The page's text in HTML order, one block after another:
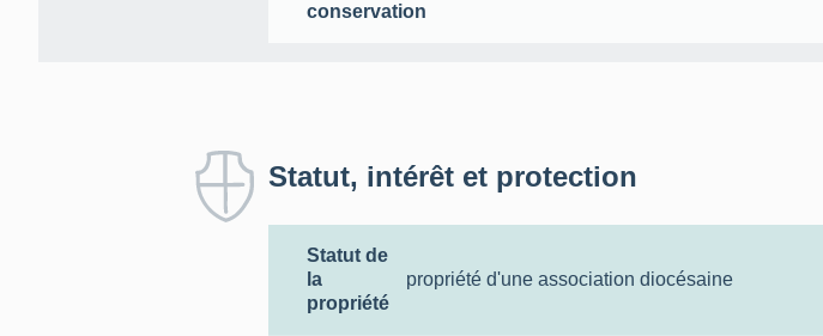
conservation
Statut, intérêt et protection
Statut de
la
propriété
propriété d'une association diocésaine